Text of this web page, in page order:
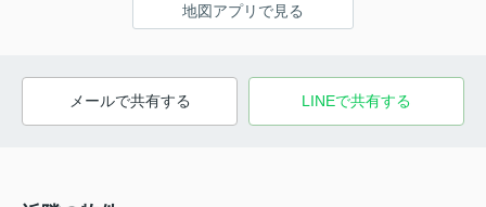
地図アプリで見る
メールで共有する LINEで共有する